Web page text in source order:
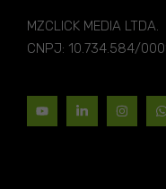
MZCLICK MEDIA LTDA.
CNPJ: 10.734.584/